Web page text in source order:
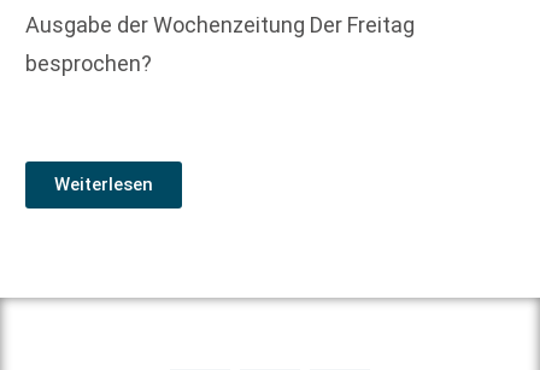
Ausgabe der Wochenzeitung Der Freitag
besprochen?
Weiterlesen